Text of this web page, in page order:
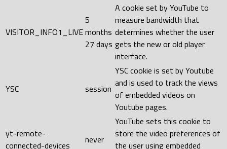
VISITOR_INFO1_LIVE
5
months
27 days
A cookie set by YouTube to
measure bandwidth that
determines whether the user
gets the new or old player
interface.
YSC session
YSC cookie is set by Youtube
and is used to track the views
of embedded videos on
Youtube pages.
yt-remote-
connected-devices
never
YouTube sets this cookie to
store the video preferences of
the user using embedded